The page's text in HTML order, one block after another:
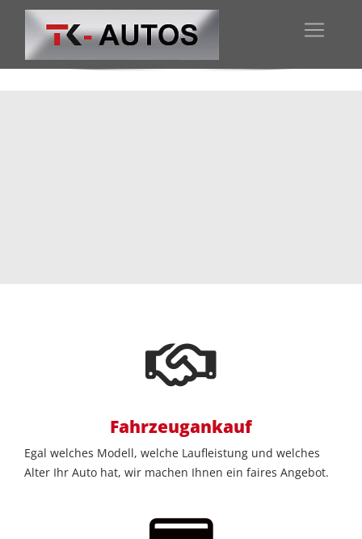
Fahrzeugankauf
Egal welches Modell, welche Laufleistung und welches
Alter Ihr Auto hat, wir machen Ihnen ein faires Angebot.